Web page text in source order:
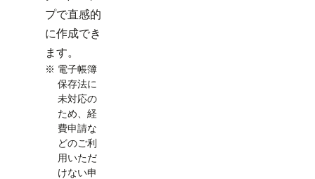
プで直感的
に作成でき
ます。
※ 電子帳簿
保存法に
未対応の
ため、経
費申請な
どのご利
用いただ
けない申